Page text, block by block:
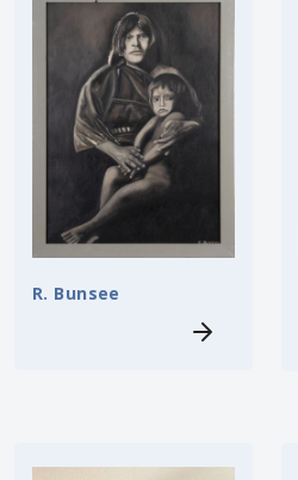
R. Bunsee